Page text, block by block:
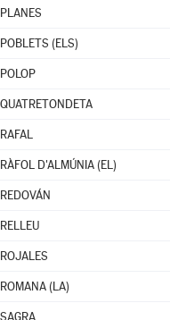
PLANES
POBLETS (ELS)
POLOP
QUATRETONDETA
RAFAL
RÀFOL D'ALMÚNIA (EL)
REDOVÁN
RELLEU
ROJALES
ROMANA (LA)
SAGRA